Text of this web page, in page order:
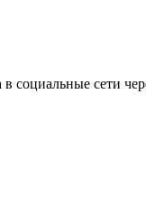
социальные сети